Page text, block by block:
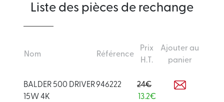
Liste des pièces de rechange
Nom Référence
Prix
H.T.
Ajouter au
panier
BALDER 500 DRIVER
15W 4K
946222
24€
13.2€